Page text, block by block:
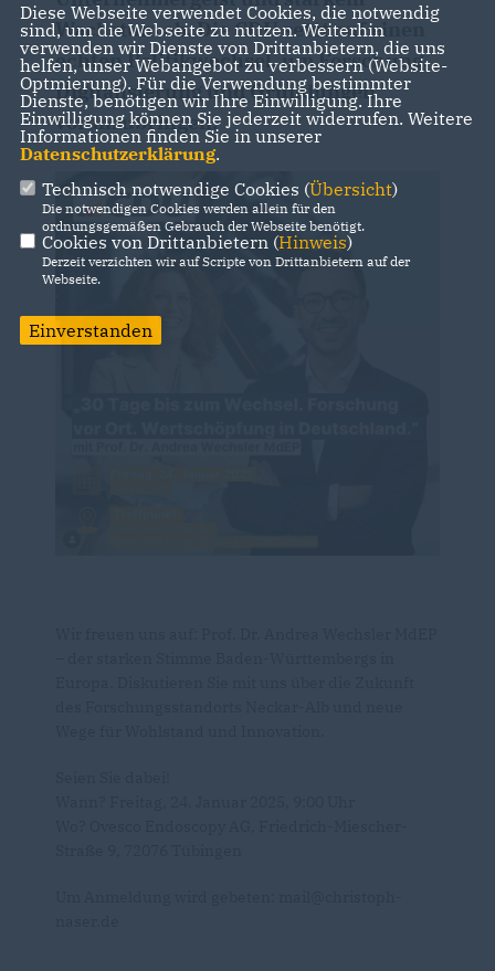
Wachstum ab. Die CDU setzt auf einen
echten Politikwechsel, um Forschung,
Digitalisierung und Gründungen
voranzubringen.
Diese Webseite verwendet Cookies, die notwendig
sind, um die Webseite zu nutzen. Weiterhin
verwenden wir Dienste von Drittanbietern, die uns
helfen, unser Webangebot zu verbessern (Website-
Optmierung). Für die Verwendung bestimmter
Dienste, benötigen wir Ihre Einwilligung. Ihre
Einwilligung können Sie jederzeit widerrufen. Weitere
Informationen finden Sie in unserer
Datenschutzerklärung.
Technisch notwendige Cookies (Übersicht)
Die notwendigen Cookies werden allein für den
ordnungsgemäßen Gebrauch der Webseite benötigt.
Cookies von Drittanbietern (Hinweis)
Derzeit verzichten wir auf Scripte von Drittanbietern auf der
Webseite.
Einverstanden